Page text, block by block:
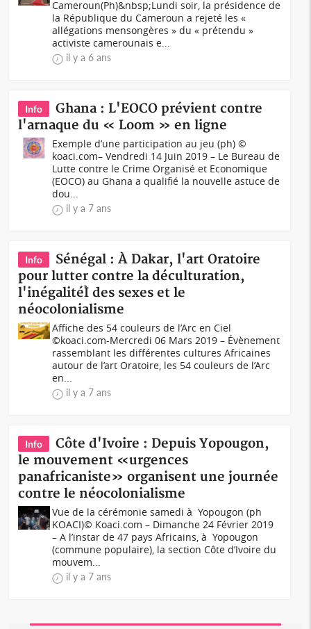
Cameroun(Ph)&nbsp;Lundi soir, la présidence de
la République du Cameroun a rejeté les «
allégations mensongères » du « prétendu »
activiste camerounais e...
il y a 6 ans
Info
Ghana : L'EOCO prévient contre
l'arnaque du « Loom » en ligne
Exemple d’une participation au jeu (ph) ©
koaci.com– Vendredi 14 Juin 2019 – Le Bureau de
Lutte contre le Crime Organisé et Economique
(EOCO) au Ghana a qualifié la nouvelle astuce de
dou...
il y a 7 ans
Info
Sénégal : À Dakar, l'art Oratoire
pour lutter contre la déculturation,
l'inégalitéÌ des sexes et le
néocolonialisme
Affiche des 54 couleurs de l’Arc en Ciel
©koaci.com-Mercredi 06 Mars 2019 – Évènement
rassemblant les différentes cultures Africaines
autour de l’art Oratoire, les 54 couleurs de l’Arc
en...
il y a 7 ans
Info
Côte d'Ivoire : Depuis Yopougon,
le mouvement «urgences
panafricaniste» organisent une journée
contre le néocolonialisme
Vue de la cérémonie samedi à Yopougon (ph
KOACI)© Koaci.com – Dimanche 24 Février 2019
– A l’instar de 47 pays Africains, à Yopougon
(commune populaire), la section Côte d’Ivoire du
mouvem...
il y a 7 ans